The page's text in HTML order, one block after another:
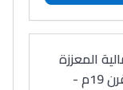
المعززة
للنظام الرأسمالي بأوربا خلال القرن 19م -